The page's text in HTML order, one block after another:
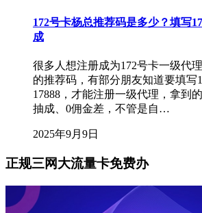
172号卡杨总推荐码是多少？填写
成
很多人想注册成为172号卡一级代
的推荐码，有部分朋友知道要填写
17888，才能注册一级代理，拿到
抽成、0佣金差，不管是自…
2025年9月9日
正规三网大流量卡免费办